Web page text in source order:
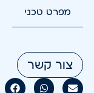
מפרט טכני
צור קשר